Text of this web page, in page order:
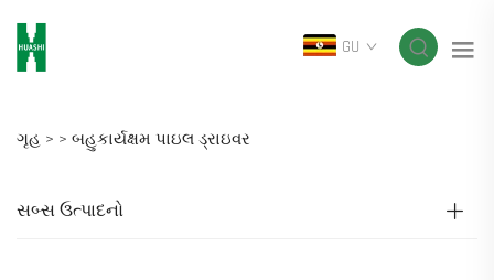
GU
ગૃહ > > બહુકાર્યક્ષમ પાઇલ ડ્રાઇવર
સબ્સ ઉત્પાદનો